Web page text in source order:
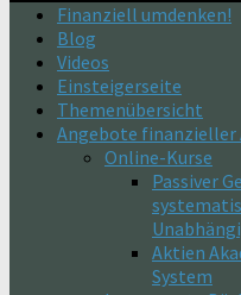
Finanziell umdenken!
Blog
Videos
Einsteigerseite
Themenübersicht
Angebote finanzieller
Online-Kurse
Passiver
Aktien
System